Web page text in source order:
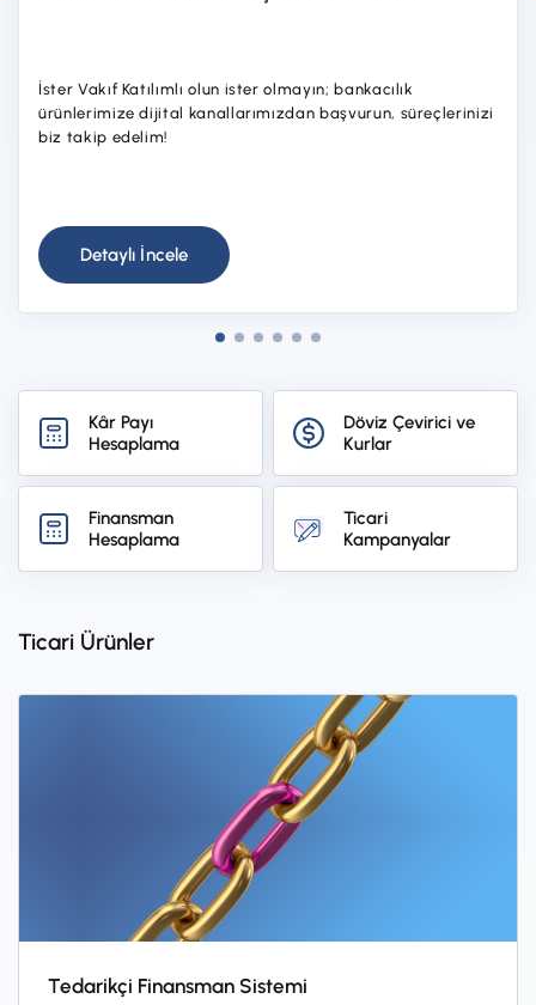
Finansmanlar
Ödemeler ve Hizmetler
Kampanyalar
Hesaplar
Ticari Kartlar
Sigorta ve Emeklilik
İş Birliklerimiz
Başvuru Yap
İster Vakıf Katılımlı olun ister olmayın; bankacılık
ürünlerimize dijital kanallarımızdan başvurun, süreçlerinizi
biz takip edelim!
Detaylı İncele
Kâr Payı
Hesaplama
Döviz Çevirici ve
Kurlar
Finansman
Hesaplama
Ticari
Kampanyalar
Ticari Ürünler
Tedarikçi Finansman Sistemi